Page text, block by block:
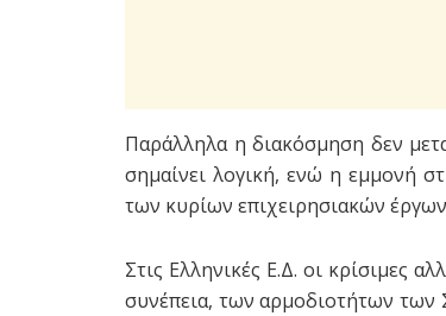
Παράλληλα η διακόσμηση δεν
σημαίνει λογική, ενώ η εμμονή
των κυρίων επιχειρησιακών
Στις Ελληνικές Ε.Δ. οι κρίσιμες
συνέπεια, των αρμοδιοτήτων